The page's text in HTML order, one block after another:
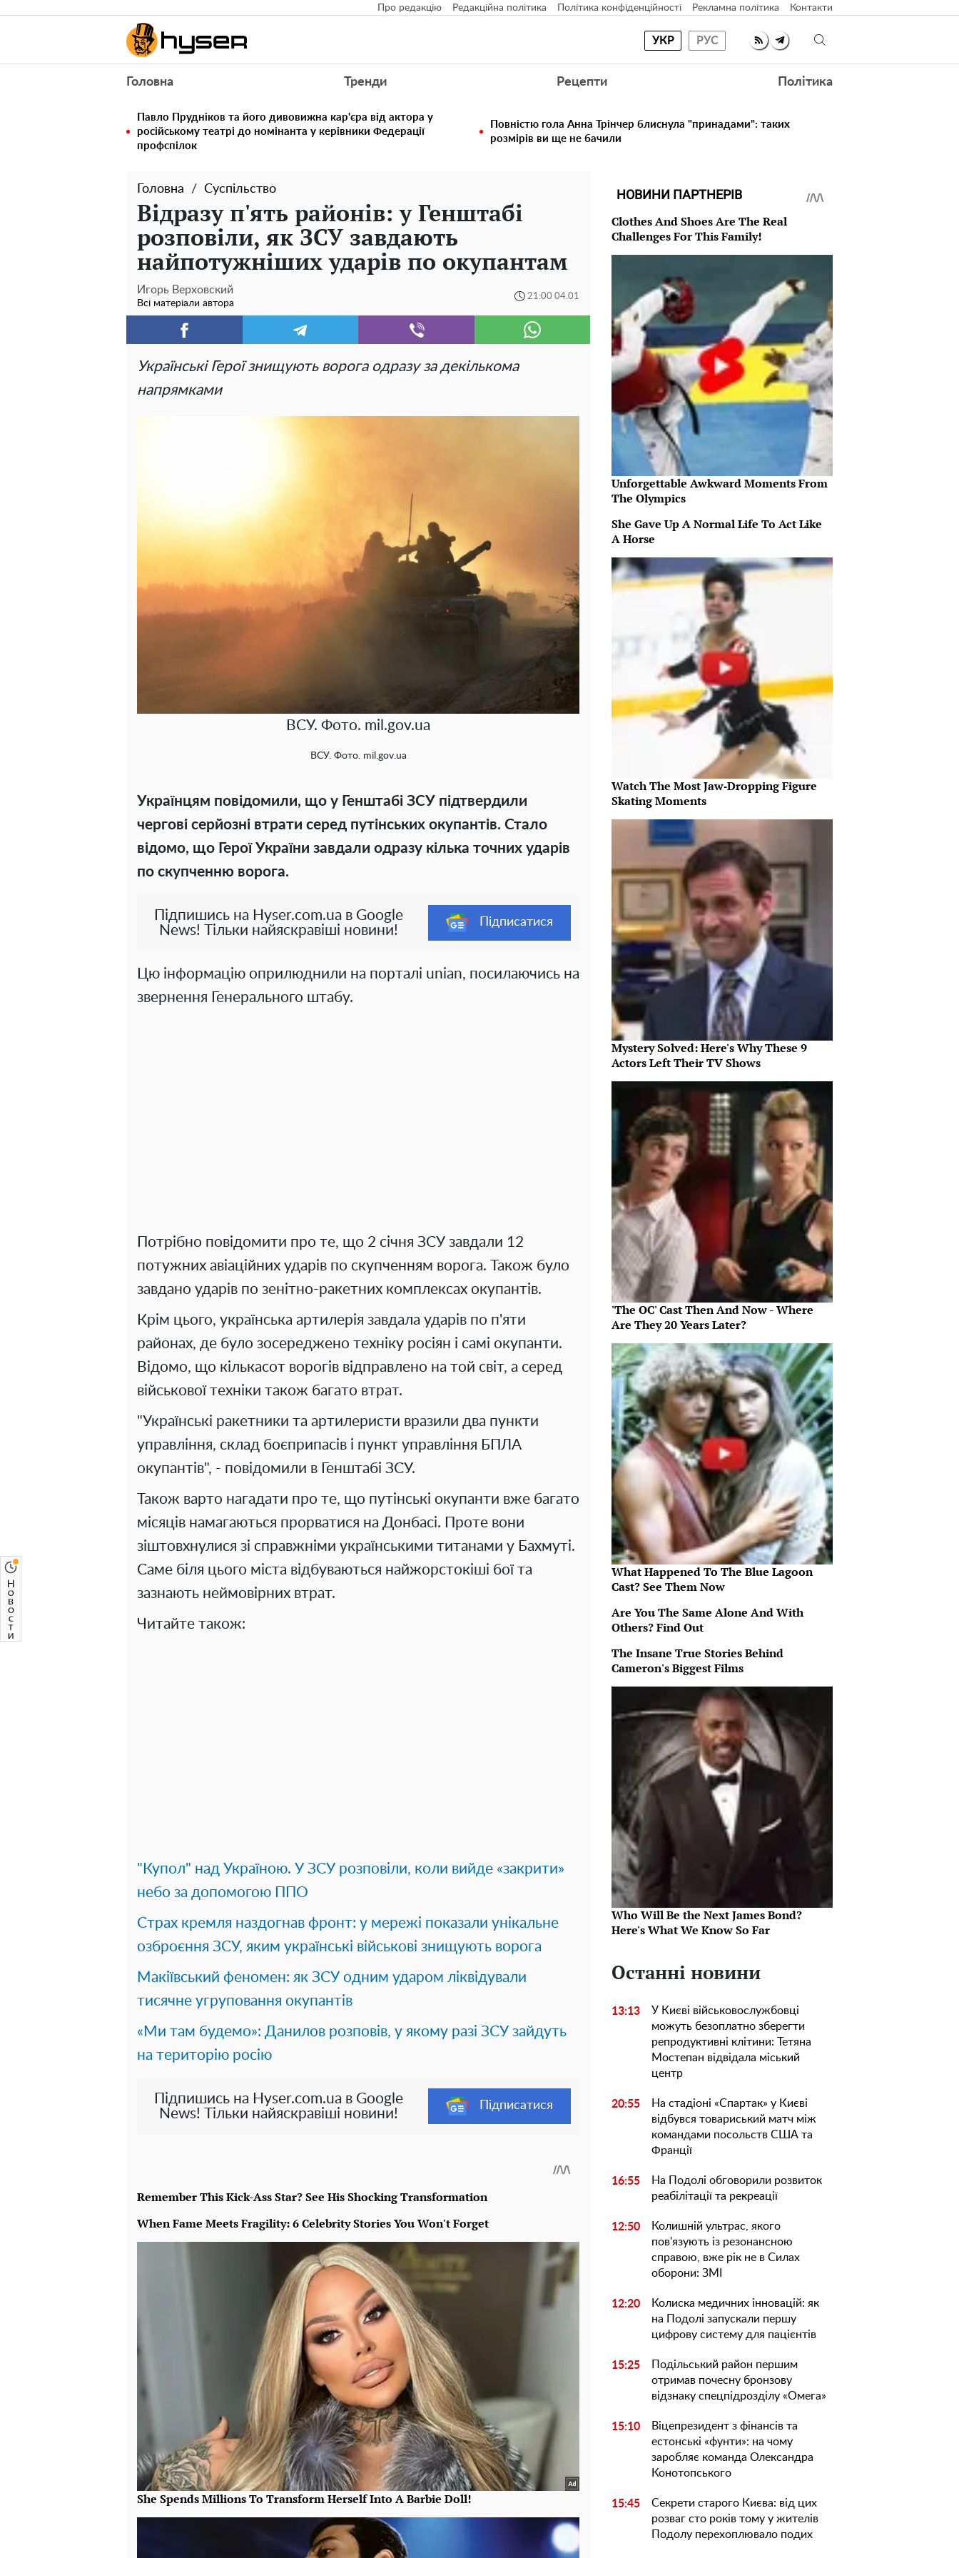
Про редакцію Редакційна політика Політика конфіденційності Рекламна політика Контакти
УКР РУС
Головна Тренди Рецепти Політика
Павло Прудніков та його дивовижна кар'єра від актора у
російському театрі до номінанта у керівники Федерації
профспілок
Повністю гола Анна Трінчер блиснула "принадами": таких
розмірів ви ще не бачили
Головна Суспільство
Відразу п'ять районів: у Генштабі
розповіли, як ЗСУ завдають
найпотужніших ударів по окупантам
Игорь Верховский
Всі матеріали автора
21:00 04.01
Українські Герої знищують ворога одразу за декількома
напрямками
ВСУ. Фото. mil.gov.ua
ВСУ. Фото. mil.gov.ua
Українцям повідомили, що у Генштабі ЗСУ підтвердили
чергові серйозні втрати серед путінських окупантів. Стало
відомо, що Герої України завдали одразу кілька точних ударів
по скупченню ворога.
Підпишись на Hyser.com.ua в Google
News! Тільки найяскравіші новини!
Підписатися
Цю інформацію оприлюднили на порталі unian, посилаючись на
звернення Генерального штабу.
Потрібно повідомити про те, що 2 січня ЗСУ завдали 12
потужних авіаційних ударів по скупченням ворога. Також було
завдано ударів по зенітно-ракетних комплексах окупантів.
Крім цього, українська артилерія завдала ударів по п'яти
районах, де було зосереджено техніку росіян і самі окупанти.
Відомо, що кількасот ворогів відправлено на той світ, а серед
військової техніки також багато втрат.
"Українські ракетники та артилеристи вразили два пункти
управління, склад боєприпасів і пункт управління БПЛА
окупантів", - повідомили в Генштабі ЗСУ.
Також варто нагадати про те, що путінські окупанти вже багато
місяців намагаються прорватися на Донбасі. Проте вони
зіштовхнулися зі справжніми українськими титанами у Бахмуті.
Саме біля цього міста відбуваються найжорстокіші бої та
зазнають неймовірних втрат.
Читайте також:
"Купол" над Україною. У ЗСУ розповіли, коли вийде «закрити»
небо за допомогою ППО
Страх кремля наздогнав фронт: у мережі показали унікальне
озброєння ЗСУ, яким українські військові знищують ворога
Макіївський феномен: як ЗСУ одним ударом ліквідували
тисячне угруповання окупантів
«Ми там будемо»: Данилов розповів, у якому разі ЗСУ зайдуть
на територію росію
Підпишись на Hyser.com.ua в Google
News! Тільки найяскравіші новини!
Підписатися
НОВИНИ ПАРТНЕРІВ
Clothes And Shoes Are The Real
Challenges For This Family!
Unforgettable Awkward Moments From
The Olympics
She Gave Up A Normal Life To Act Like
A Horse
Watch The Most Jaw‑Dropping Figure
Skating Moments
Mystery Solved: Here's Why These 9
Actors Left Their TV Shows
'The OC' Cast Then And Now - Where
Are They 20 Years Later?
What Happened To The Blue Lagoon
Cast? See Them Now
Are You The Same Alone And With
Others? Find Out
The Insane True Stories Behind
Cameron's Biggest Films
Who Will Be the Next James Bond?
Here's What We Know So Far
Останні новини
13:13
У Києві військовослужбовці
можуть безоплатно зберегти
репродуктивні клітини: Тетяна
Мостепан відвідала міський
центр
20:55
На стадіоні «Спартак» у Києві
відбувся товариський матч між
командами посольств США та
Франції
16:55
На Подолі обговорили розвиток
реабілітації та рекреації
12:50
Колишній ультрас, якого
пов'язують із резонансною
справою, вже рік не в Силах
оборони: ЗМІ
12:20
Колиска медичних інновацій: як
на Подолі запускали першу
цифрову систему для пацієнтів
15:25
Подільський район першим
отримав почесну бронзову
відзнаку спецпідрозділу «Омега»
15:10
Віцепрезидент з фінансів та
естонські «фунти»: на чому
заробляє команда Олександра
Конотопського
15:45
Секрети старого Києва: від цих
розваг сто років тому у жителів
Подолу перехоплювало подих